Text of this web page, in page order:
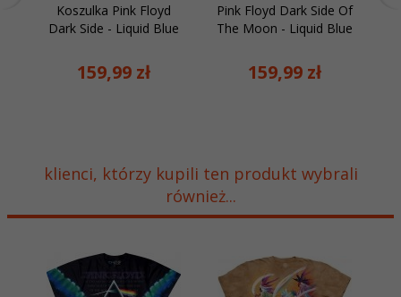
Koszulka Pink Floyd
Dark Side - Liquid Blue
159,99 zł
Pink Floyd Dark Side Of
The Moon - Liquid Blue
159,99 zł
klienci, którzy kupili ten produkt wybrali
również...